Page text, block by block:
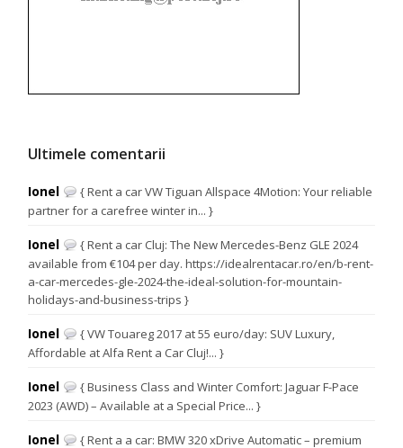
Ultimele comentarii
Ionel
{ Rent a car VW Tiguan Allspace 4Motion: Your reliable
partner for a carefree winter in... }
Ionel
{ Rent a car Cluj: The New Mercedes-Benz GLE 2024
available from €104 per day. https://idealrentacar.ro/en/b-rent-
a-car-mercedes-gle-2024-the-ideal-solution-for-mountain-
holidays-and-business-trips }
Ionel
{ VW Touareg 2017 at 55 euro/day: SUV Luxury,
Affordable at Alfa Rent a Car Cluj!... }
Ionel
{ Business Class and Winter Comfort: Jaguar F-Pace
2023 (AWD) – Available at a Special Price... }
Ionel
{ Rent a a car: BMW 320 xDrive Automatic – premium